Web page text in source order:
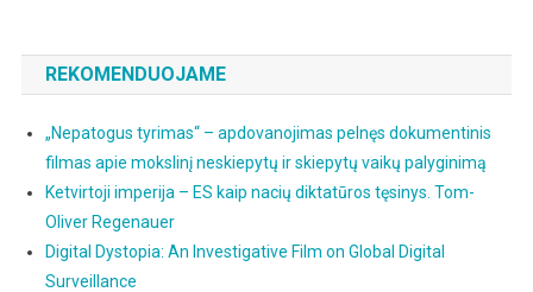
REKOMENDUOJAME
„Nepatogus tyrimas“ – apdovanojimas pelnęs dokumentinis
filmas apie mokslinį neskiepytų ir skiepytų vaikų palyginimą
Ketvirtoji imperija – ES kaip nacių diktatūros tęsinys. Tom-
Oliver Regenauer
Digital Dystopia: An Investigative Film on Global Digital
Surveillance